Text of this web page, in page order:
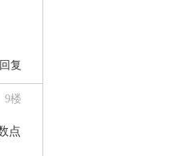
回复
9楼
点